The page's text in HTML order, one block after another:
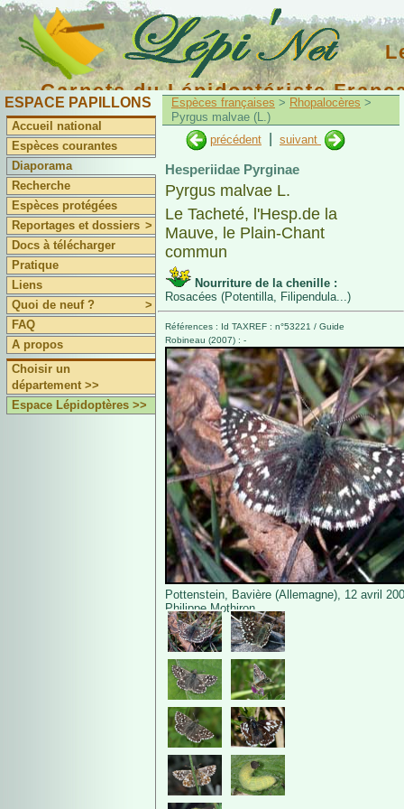
Carnets du Lépidoptériste
ESPACE PAPILLONS
Accueil national
Espèces courantes
Diaporama
Recherche
Espèces protégées
Reportages et dossiers >
Docs à télécharger
Pratique
Liens
Quoi de neuf ?
>
FAQ
A propos
Choisir un
département >>
Espace Lépidoptères >>
Espèces françaises > Rhopalocères >
Pyrgus malvae (L.)
précédent
suivant
Hesperiidae Pyrginae
Pyrgus malvae L.
Le Tacheté, l'Hesp.de la
Mauve, le Plain-Chant
commun
Nourriture de la chenille :
Rosacées (Potentilla, Filipendula...)
Références : Id TAXREF : n°53221 / Guide
Robineau (2007) : -
Pottenstein, Bavière (Allemagne), 12 avril
Philippe Mothiron.